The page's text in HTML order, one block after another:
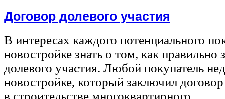
Договор долевого участия
В интересах каждого потенциального
новостройке знать о том, как правильно
долевого участия. Любой покупатель
новостройке, который заключил
в строительстве многоквартирного...